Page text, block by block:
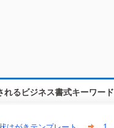
れるビジネス書式キーワード